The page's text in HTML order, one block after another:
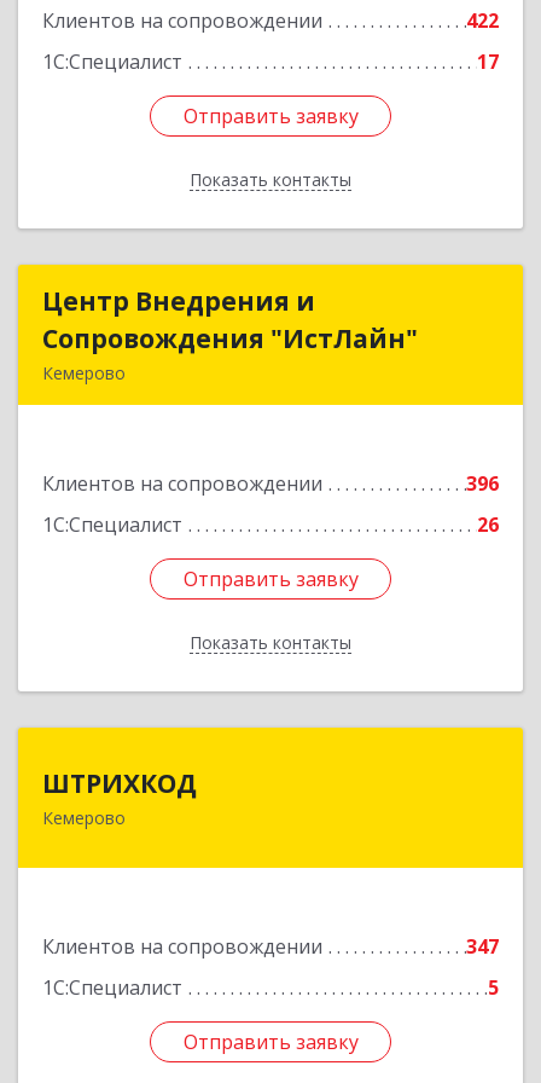
Клиентов на сопровождении
422
1С:Специалист
17
Отправить заявку
Показать контакты
Отправить заявку
Назад
Центр Внедрения и
Сопровождения "ИстЛайн"
Кемерово
Клиентов на сопровождении
396
1С:Специалист
26
Отправить заявку
Показать контакты
Центр Внедрения и
Сопровождения "ИстЛайн"
Подробнее
Отправить заявку
Назад
ШТРИХКОД
Кемерово
Клиентов на сопровождении
347
1С:Специалист
5
Отправить заявку
650043, Кемеровская область - Кузбасс обл,
Отправить заявку